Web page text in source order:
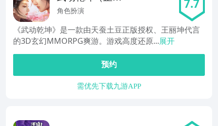
手游）
角色扮演 7.7
《武动乾坤》是一款由天蚕土豆正版授权、王丽坤代言
的3D玄幻MMORPG爽游。游戏高度还原...展开
预约
需优先下载九游APP